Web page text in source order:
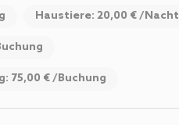
Haustiere: 20,00 € /Nacht
75,00 € /Buchung